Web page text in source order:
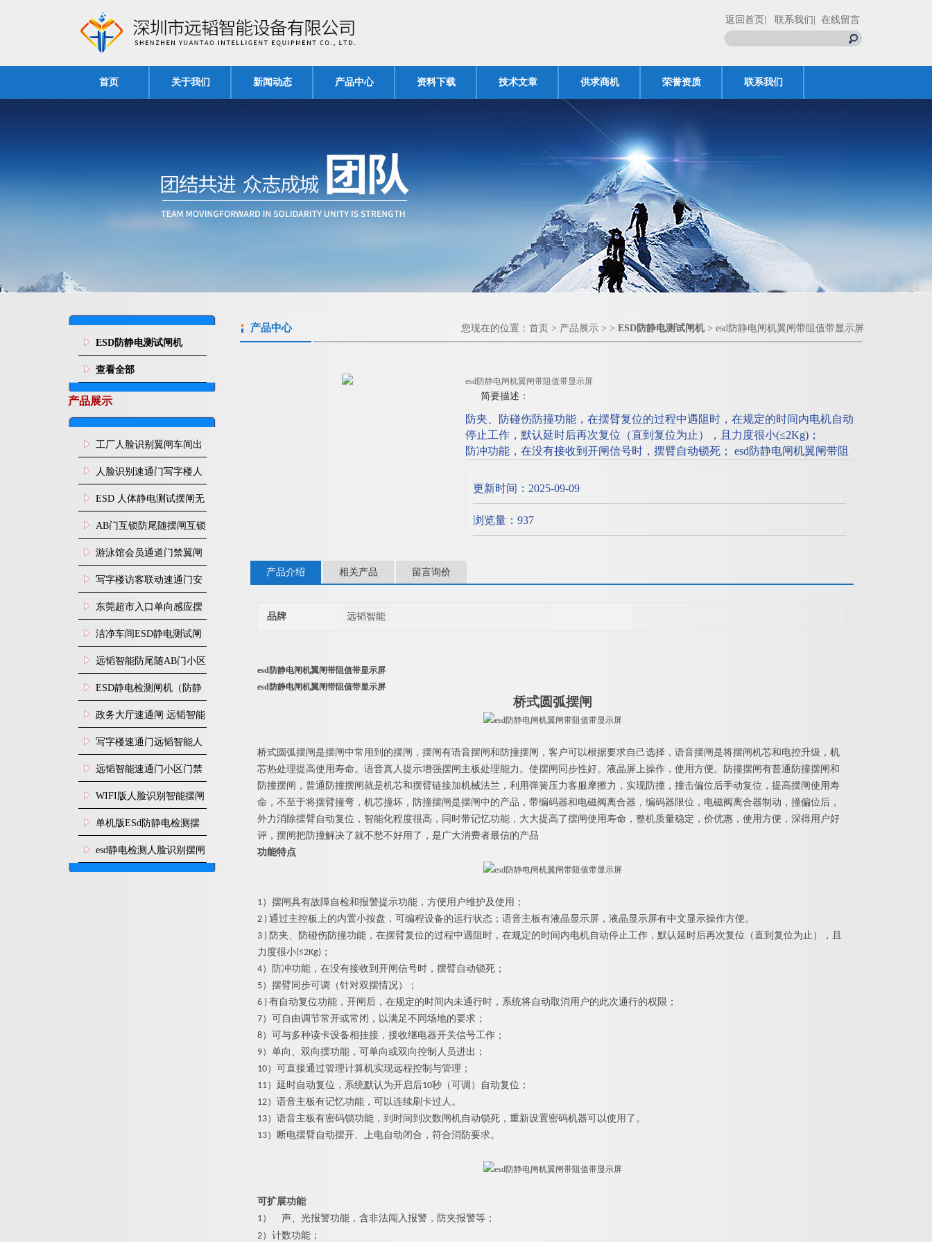
返回首页 | 联系我们 | 在线留言
首页 关于我们 新闻动态 产品中心 资料下载 技术文章 供求商机 荣誉资质 联系我们
ESD防静电测试闸机
查看全部
产品展示
工厂人脸识别翼闸车间出
入口人行通道门禁
人脸识别速通门写字楼人
行通道闸门禁设备
ESD 人体静电测试摆闸无
尘车间防静电闸机
AB门互锁防尾随摆闸互锁
闸机
游泳馆会员通道门禁翼闸
写字楼访客联动速通门安
装
东莞超市入口单向感应摆
闸安装
洁净车间ESD静电测试闸
机
远韬智能防尾随AB门小区
门禁闸机安装
​ESD静电检测闸机（防静
电门禁通道系统）
政务大厅速通闸 远韬智能
防尾随静音速通门
写字楼速通门远韬智能人
脸识别快速通道闸
远韬智能速通门小区门禁
闸机食堂消费摆闸
WIFI版人脸识别智能摆闸
机
单机版ESd防静电检测摆
闸机
esd静电检测人脸识别摆闸
安装
产品中心 您现在的位置： 首页 > 产品展示 > > ESD防静电测试闸机> esd防静电闸机翼闸带阻值带显示屏
esd防静电闸机翼闸带阻值带显示屏
简要描述：
防夹、防碰伤防撞功能，在摆臂复位的过程中遇阻时，在规定的时间内电机自动
停止工作，默认延时后再次复位（直到复位为止），且力度很小(≤2Kg)；
防冲功能，在没有接收到开闸信号时，摆臂自动锁死； esd防静电闸机翼闸带阻
更新时间：2025-09-09
浏览量：937
产品介绍 相关产品 留言询价
品牌 远韬智能
esd防静电闸机翼闸带阻值带显示屏
esd防静电闸机翼闸带阻值带显示屏
桥式圆弧摆闸
桥式圆弧摆闸是摆闸中常用到的摆闸，摆闸有语音摆闸和防撞摆闸，客户可以根据要求自己选择，语音摆闸是将摆闸机芯和电控升级，机
芯热处理提高使用寿命。语音真人提示增强摆闸主板处理能力。使摆闸同步性好。液晶屏上操作，使用方便。防撞摆闸有普通防撞摆闸和
防撞摆闸，普通防撞摆闸就是机芯和摆臂链接加机械法兰，利用弹簧压力客服摩擦力，实现防撞，撞击偏位后手动复位，提高摆闸使用寿
命，不至于将摆臂撞弯，机芯撞坏，防撞摆闸是摆闸中的产品，带编码器和电磁阀离合器，编码器限位，电磁阀离合器制动，撞偏位后，
外力消除摆臂自动复位，智能化程度很高，同时带记忆功能，大大提高了摆闸使用寿命，整机质量稳定，价优惠，使用方便，深得用户好
评，摆闸把防撞解决了就不愁不好用了，是广大消费者最信的产品
功能特点
1） 摆闸具有故障自检和报警提示功能，方便用户维护及使用；
2 ) 通过主控板上的内置小按盘，可编程设备的运行状态；语音主板有液晶显示屏，液晶显示屏有中文显示操作方便。
3 ) 防夹、防碰伤防撞功能，在摆臂复位的过程中遇阻时，在规定的时间内电机自动停止工作，默认延时后再次复位（直到复位为止），且
力度很小(≤2Kg)；
4）防冲功能，在没有接收到开闸信号时，摆臂自动锁死；
5）摆臂同步可调（针对双摆情况）；
6 ) 有自动复位功能，开闸后，在规定的时间内未通行时，系统将自动取消用户的此次通行的权限；
7）可自由调节常开或常闭，以满足不同场地的要求；
8）可与多种读卡设备相挂接，接收继电器开关信号工作；
9）单向、双向摆功能，可单向或双向控制人员进出；
10）可直接通过管理计算机实现远程控制与管理；
11）延时自动复位，系统默认为开启后10秒（可调）自动复位；
12）语音主板有记忆功能，可以连续刷卡过人。
13）语音主板有密码锁功能，到时间到次数闸机自动锁死，重新设置密码机器可以使用了。
13）断电摆臂自动摆开、上电自动闭合，符合消防要求。
可扩展功能
1）
声、光报警功能，含非法闯入报警，防夹报警等；
2）计数功能；